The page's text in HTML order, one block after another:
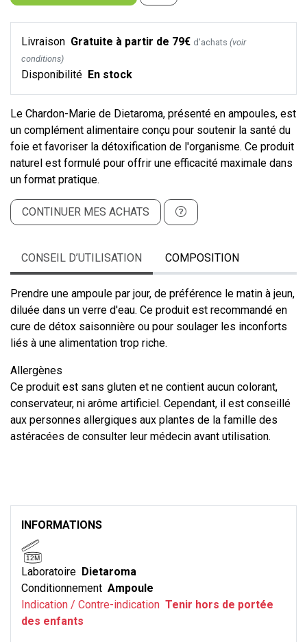
Livraison Gratuite à partir de 79€ d’achats (voir
conditions)
Disponibilité En stock
Le Chardon-Marie de Dietaroma, présenté en ampoules, est
un complément alimentaire conçu pour soutenir la santé du
foie et favoriser la détoxification de l'organisme. Ce produit
naturel est formulé pour offrir une efficacité maximale dans
un format pratique.
CONTINUER MES ACHATS
CONSEIL D’UTILISATION COMPOSITION
Prendre une ampoule par jour, de préférence le matin à jeun,
diluée dans un verre d'eau. Ce produit est recommandé en
cure de détox saisonnière ou pour soulager les inconforts
liés à une alimentation trop riche.
Allergènes
Ce produit est sans gluten et ne contient aucun colorant,
conservateur, ni arôme artificiel. Cependant, il est conseillé
aux personnes allergiques aux plantes de la famille des
astéracées de consulter leur médecin avant utilisation.
INFORMATIONS
12M
Laboratoire Dietaroma
Conditionnement Ampoule
Indication / Contre-indication Tenir hors de portée
des enfants